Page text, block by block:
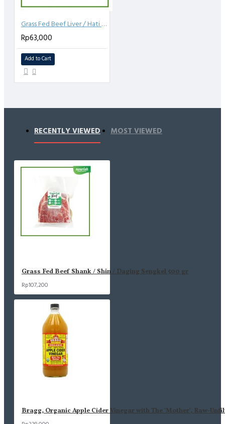
Grass Fed Beef Liver / Hati Sapi 500 gr
Rp63,000
Add to Cart
RECENTLY VIEWED MOST VIEWED
Grass Fed Beef Shank / Shin / Daging Sengkel 500 gr
Rp107,200
Bragg, Organic Apple Cider Vinegar with The 'Mother', Raw-